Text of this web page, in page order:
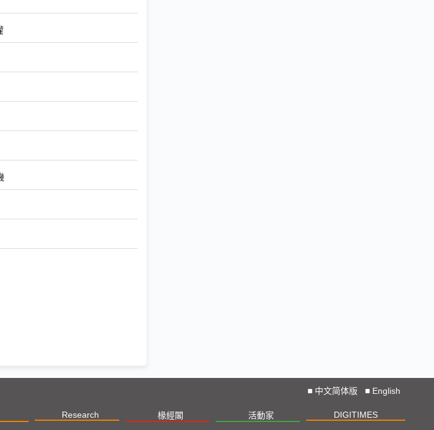
■ 中文简体版 ■ English
Research 椽經閣 活動家 DIGITIMES